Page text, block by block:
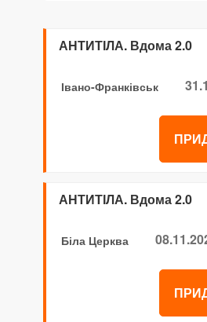
АНТИТІЛА. Вдома 2.0
Івано-Франківськ
АНТИТІЛА. Вдома 2.0
Біла Церква